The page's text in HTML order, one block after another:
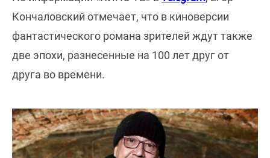
Кончаловский отмечает, что в киноверсии
фантастического романа зрителей ждут также
две эпохи, разнесенные на 100 лет друг от
друга во времени.